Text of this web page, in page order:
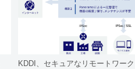
KDDI、セキュアなリモートワーク